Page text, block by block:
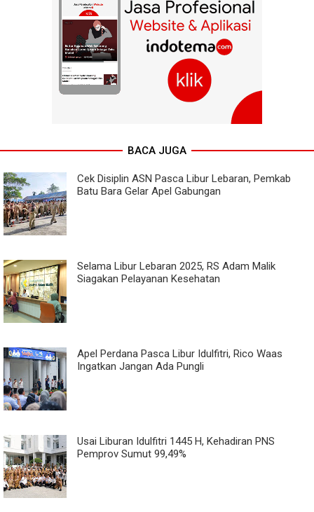
BACA JUGA
Cek Disiplin ASN Pasca Libur Lebaran, Pemkab
Batu Bara Gelar Apel Gabungan
Selama Libur Lebaran 2025, RS Adam Malik
Siagakan Pelayanan Kesehatan
Apel Perdana Pasca Libur Idulfitri, Rico Waas
Ingatkan Jangan Ada Pungli
Usai Liburan Idulfitri 1445 H, Kehadiran PNS
Pemprov Sumut 99,49%